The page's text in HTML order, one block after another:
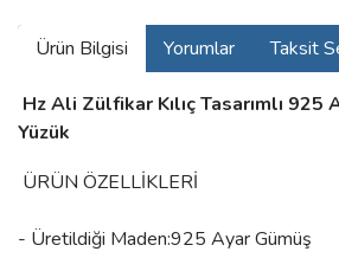
Ürün Bilgisi Yorumlar Taksit
Hz Ali Zülfikar Kılıç Tasarımlı 925
Yüzük
ÜRÜN ÖZELLİKLERİ
- Üretildiği Maden:925 Ayar Gümüş